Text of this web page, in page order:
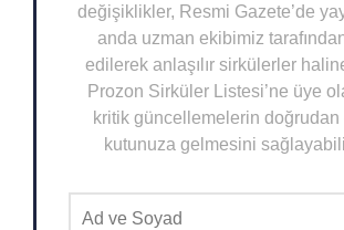
değişiklikler, Resmi Gazete’de
anda uzman ekibimiz
edilerek anlaşılır sirkülerler
Prozon Sirküler Listesi’ne üye
kritik güncellemelerin doğrudan
kutunuza gelmesini